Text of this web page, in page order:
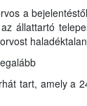
a
állattartó
tart, amely a